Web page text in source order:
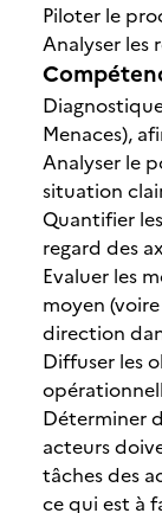
Piloter le
Analyser les
Menaces),
Analyser le
situation
Quantifier
regard des
Evaluer les
moyen
direction
Diffuser les
Déterminer
acteurs
tâches des
ce qui est à